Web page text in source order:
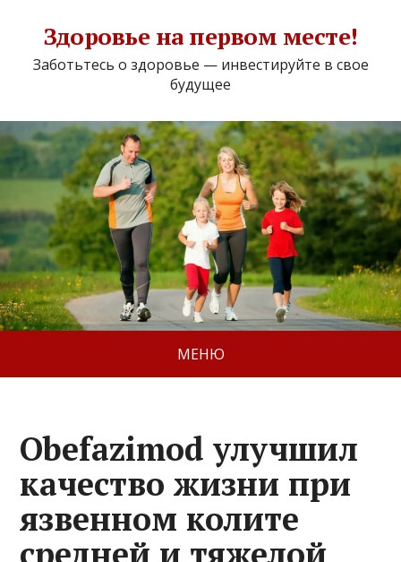
Здоровье на первом месте!
Заботьтесь о здоровье — инвестируйте в свое
будущее
МЕНЮ
Obefazimod улучшил
качество жизни при
язвенном колите
средней и тяжелой